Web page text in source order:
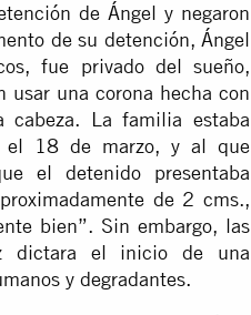
de Ángel y negaron
de su detención, Ángel
fue privado del sueño,
usar una corona hecha con
cabeza. La familia estaba
el 18 de marzo, y al que
el detenido presentaba
de 2 cms.,
bien”. Sin embargo, las
dictara el inicio de una
y degradantes.